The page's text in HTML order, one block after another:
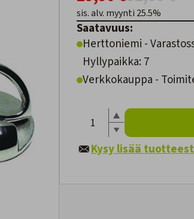
sis. alv. myynti 25.5%
Saatavuus:
Herttoniemi -
Hyllypaikka: 7
Verkkokauppa -
Kysy lisää